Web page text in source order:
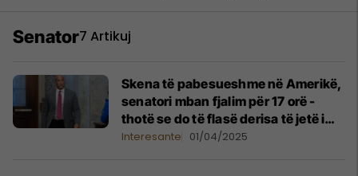
Senator7 Artikuj
Skena të pabesueshme në Amerikë,
senatori mban fjalim për 17 orë -
thotë se do të flasë derisa të jetë i
aftë fizikisht
Interesante 01/04/2025